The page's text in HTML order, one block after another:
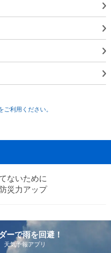
利用ください。
ないために
災力アップ
ーで雨を回避！
気予報アプリ